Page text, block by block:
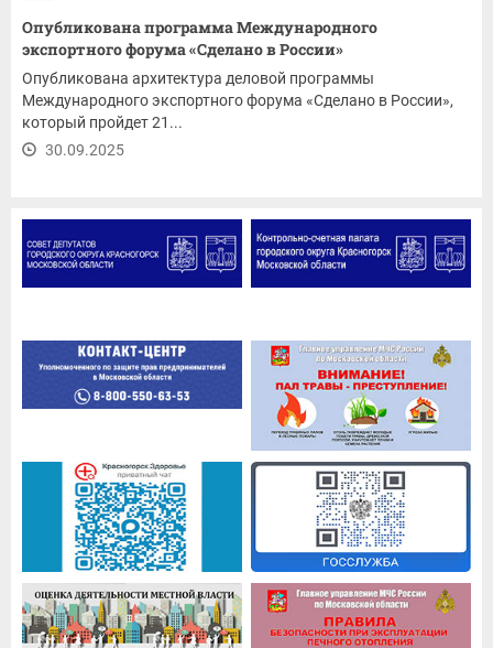
Опубликована программа Международного
экспортного форума «Сделано в России»
Опубликована архитектура деловой программы
Международного экспортного форума «Сделано в России»,
который пройдет 21...
30.09.2025